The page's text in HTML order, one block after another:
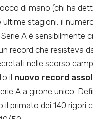
di mano (chi ha
ultime stagioni, il
A è sensibilmente
record che resisteva
nelle scorso
il nuovo record
A a girone unico.
il primato dei 140 rigori